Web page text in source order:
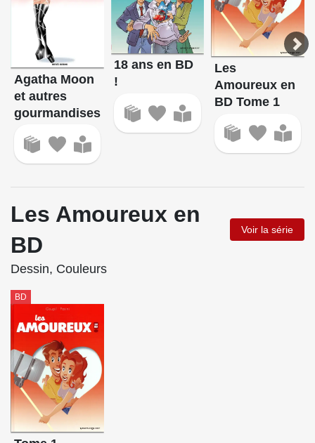
Agatha Moon
et autres
gourmandises
18 ans en BD
!
Les
Amoureux en
BD Tome 1
Les Amoureux en
BD
Voir la série
Dessin, Couleurs
BD